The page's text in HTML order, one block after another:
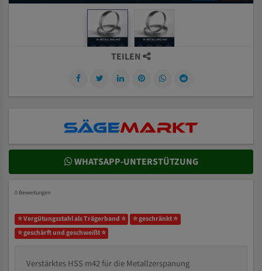
TEILEN
WHATSAPP-UNTERSTÜTZUNG
0 Bewertungen
⭐ Vergütungsstahl als Trägerband ⭐
⭐ geschränkt ⭐
⭐ geschärft und geschweißt ⭐
Verstärktes HSS m42 für die Metallzerspanung